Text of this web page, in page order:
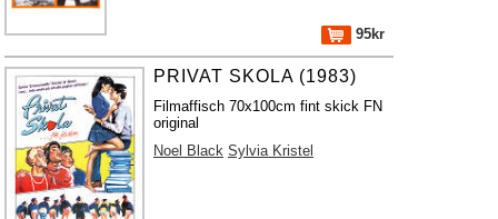
95kr
PRIVAT SKOLA (1983)
Filmaffisch 70x100cm fint skick FN
original
Noel Black Sylvia Kristel